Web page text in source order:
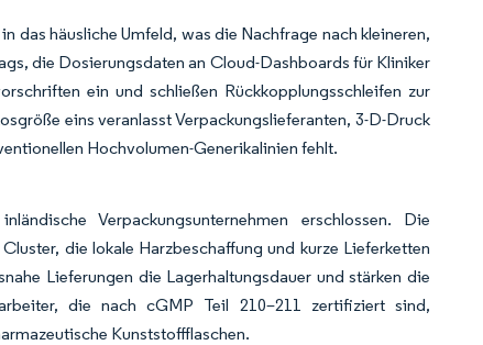
das häusliche Umfeld, was die Nachfrage nach kleineren,
die Dosierungsdaten an Cloud-Dashboards für Kliniker
ein und schließen Rückkopplungsschleifen zur
eins veranlasst Verpackungslieferanten, 3-D-Druck
Hochvolumen-Generikalinien fehlt.
Verpackungsunternehmen erschlossen. Die
die lokale Harzbeschaffung und kurze Lieferketten
Lieferungen die Lagerhaltungsdauer und stärken die
die nach cGMP Teil 210–211 zertifiziert sind,
Kunststoffflaschen.